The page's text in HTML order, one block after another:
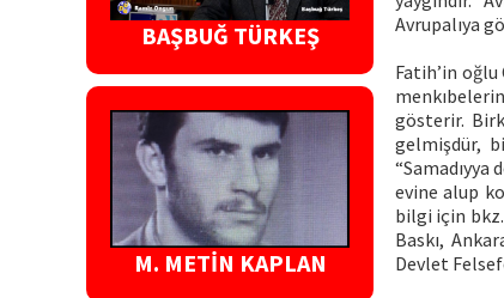
BAŞBUĞ TÜRKEŞ
M. METİN KAPLAN
Avrupalıya
Fatih’in oğlu
gösterir.
gelmişdür,
“Samadıyya
evine alup
bilgi için bkz.
Baskı,
Devlet